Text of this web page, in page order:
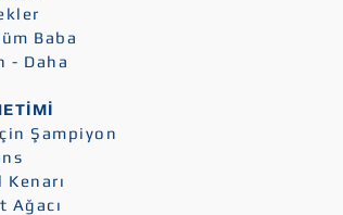
Baba
- Daha
Şampiyon
Ağacı